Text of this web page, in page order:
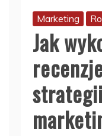
Marketing
Jak
strategii